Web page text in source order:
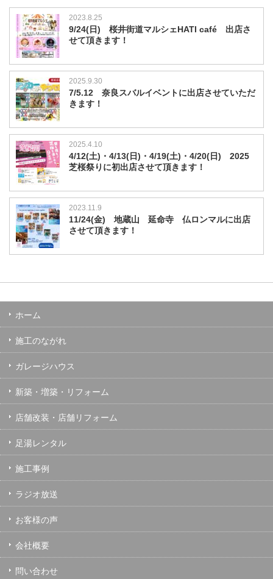
2023.8.25
9/24(日) 桜井街道マルシェHATI café 出店さ
せて頂きます！
2025.9.30
7/5.12 奈良スバルイベントに出店させていただ
きます！
2025.4.10
4/12(土)・4/13(日)・4/19(土)・4/20(日) 2025
芝桜祭りに初出店させて頂きます！
2023.11.9
11/24(金) 地蔵山 延命寺 仏ロンマルに出店
させて頂きます！
ホーム
施工のながれ
ガレージハウス
新築・増築・リフォーム
店舗改装・店舗リフォーム
足湯レンタル
施工事例
ラジオ放送
お客様の声
会社概要
問い合わせ